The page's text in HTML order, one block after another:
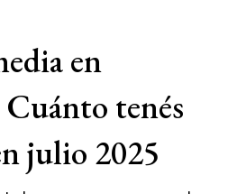
en
tenés
julio 2025